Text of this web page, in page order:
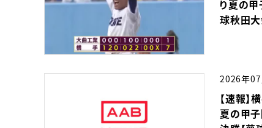
り夏の
球秋田大
2026年
【速報
夏の甲